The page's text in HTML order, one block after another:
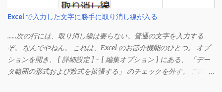
Excel で入力した文字に勝手に取り消し線が入る
……次の行には、取り消し線は要らない。普通の文字を入力する
ぞ。 なんでやねん。 これは、Excel のお節介機能のひとつ。 オプ
ションを開き、 [ 詳細設定 ] - [ 編集オプション ] にある、 「デー
タ範囲の形式および数式を拡張する」 のチェックを外す。 この機